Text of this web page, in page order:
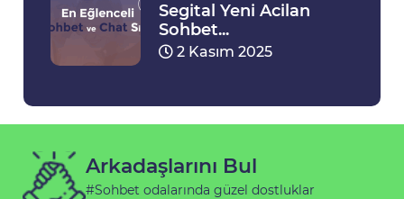
Segital Yeni Acilan
Sohbet...
2 Kasım 2025
Arkadaşlarını Bul
#Sohbet odalarında güzel dostluklar